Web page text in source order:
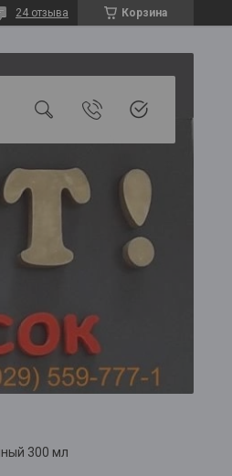
Корзина
24 отзыва
300 мл